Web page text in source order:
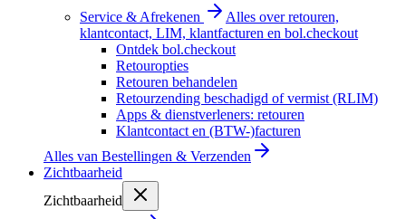
Service & Afrekenen
Alles over retouren,
klantcontact, LIM, klantfacturen en bol.checkout
Ontdek bol.checkout
Retouropties
Retouren behandelen
Retourzending beschadigd of vermist (RLIM)
Apps & dienstverleners: retouren
Klantcontact en (BTW-)facturen
Alles van Bestellingen & Verzenden
Zichtbaarheid
Zichtbaarheid